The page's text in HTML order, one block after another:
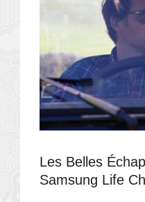
Les Belles
Samsung Life